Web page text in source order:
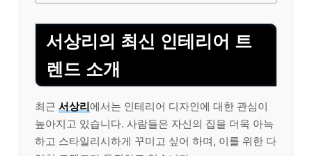
서상리의 최신 인테리어 트
렌드 소개
최근 서상리에서는 인테리어 디자인에 대한 관심이
높아지고 있습니다. 사람들은 자신의 집을 더욱 아늑
하고 스타일리시하게 꾸미고 싶어 하며, 이를 위한 다